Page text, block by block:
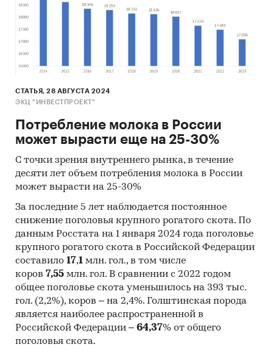
Пуск комплекса: июнь 2017 года
Выход на планируемые мощности по
реализации молочной продукции:
2021 года
Местонахождение проекта:
Хххххххххх район
д. Ххххххх
Суть и задачи проекта
На инвестиционной фазе:
Осуществление строительно-монтажных
работ: строительство коровников на 1190
дойных головы, родильного отделения,
молочного блока с доильным залом, здания
сухостоя, телятника, технических
помещений и объектов, создание
инфраструктуры.
СТАТЬЯ, 28 АВГУСТА 2024
ЭКЦ "ИНВЕСТПРОЕКТ"
Потребление молока в России
может вырасти еще на 25-30%
С точки зрения внутреннего рынка, в течение
десяти лет объем потребления молока в России
может вырасти на 25-30%
За последние 5 лет наблюдается постоянное
снижение поголовья крупного рогатого скота. По
данным Росстата на 1 января 2024 года поголовье
крупного рогатого скота в Российской Федерации
составило 17,1 млн. гол., в том числе
коров 7,55 млн. гол. В сравнении с 2022 годом
общее поголовье скота уменьшилось на 393 тыс.
гол. (2,2%), коров – на 2,4%. Голштинская порода
является наиболее распространенной в
Российской Федерации – 64,37% от общего
поголовья скота.